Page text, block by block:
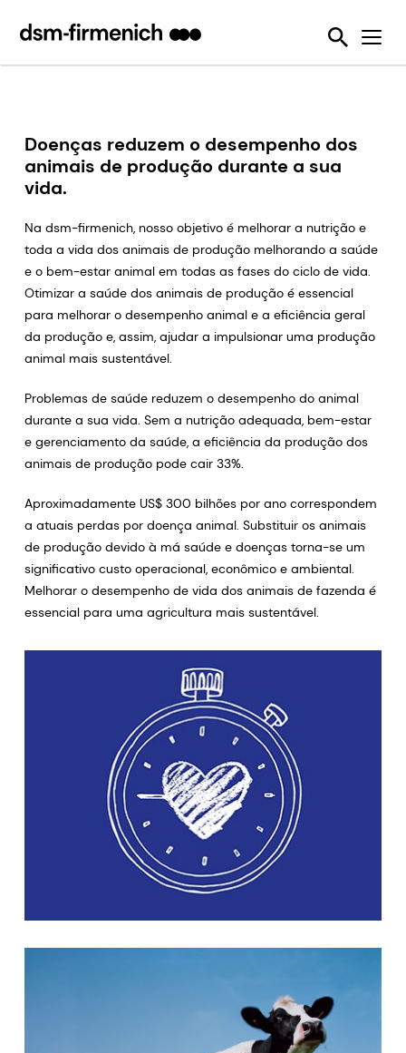
Protegendo a Qualidade da Ração Animal
Eubióticos
Vitaminas
Detecção de Micotoxina
Ferramentas
Contaminação por micotoxinas
OVN™
ShrimpFan™
YolkFan™
Nós Tornamos Isso Possível
Seis Desafios da Sustentabilidade
Ajudando a combater a resistência antimicrobiana
Usando os recursos naturais com eficiência
Eventos
Doenças reduzem o desempenho dos
animais de produção durante a sua
vida.
Na dsm-firmenich, nosso objetivo é melhorar a nutrição e
toda a vida dos animais de produção melhorando a saúde
e o bem-estar animal em todas as fases do ciclo de vida.
Otimizar a saúde dos animais de produção é essencial
para melhorar o desempenho animal e a eficiência geral
da produção e, assim, ajudar a impulsionar uma produção
animal mais sustentável.
Problemas de saúde reduzem o desempenho do animal
durante a sua vida. Sem a nutrição adequada, bem-estar
e gerenciamento da saúde, a eficiência da produção dos
animais de produção pode cair 33%.
Aproximadamente US$ 300 bilhões por ano correspondem
a atuais perdas por doença animal. Substituir os animais
de produção devido à má saúde e doenças torna-se um
significativo custo operacional, econômico e ambiental.
Melhorar o desempenho de vida dos animais de fazenda é
essencial para uma agricultura mais sustentável.